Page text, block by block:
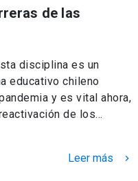
de las
disciplina es un
educativo chileno
y es vital ahora,
de los…
Leer más keyboard_arrow_right